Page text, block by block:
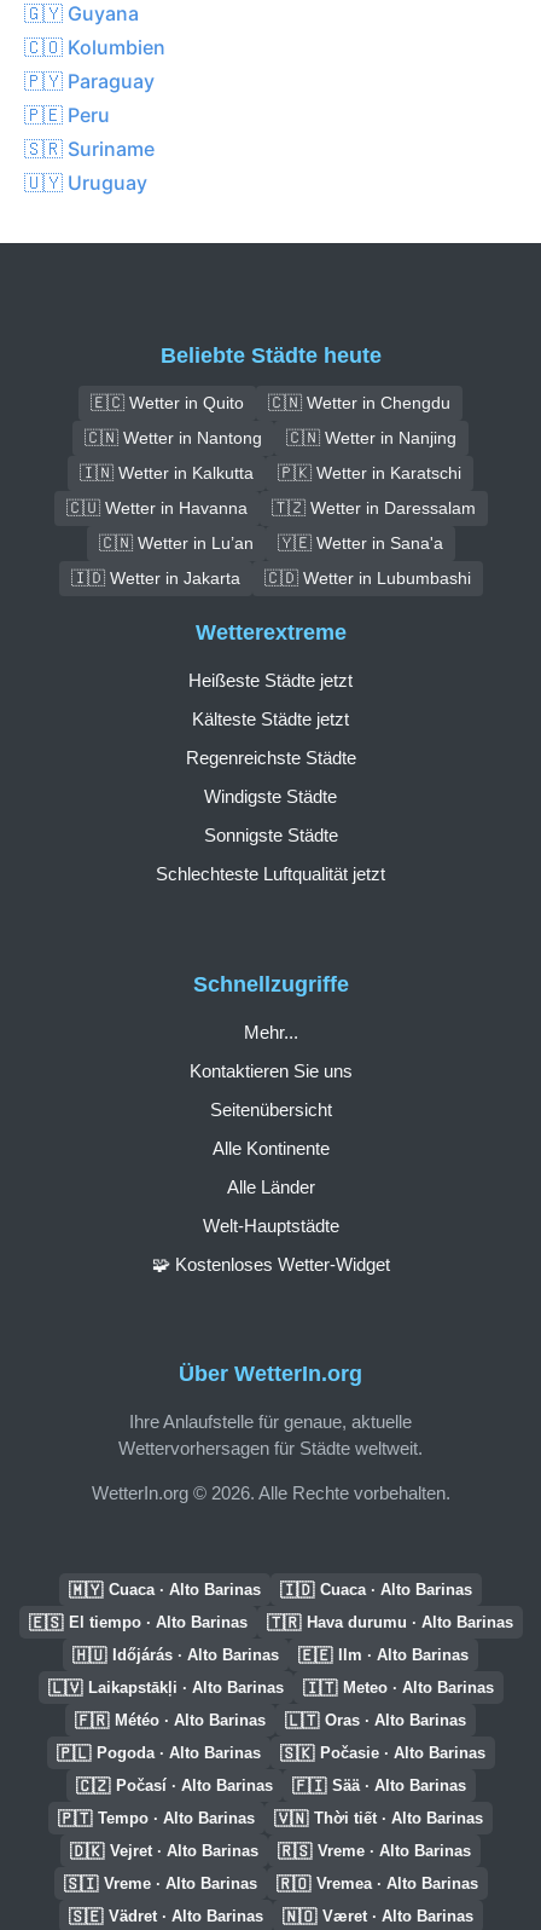
🇬🇾 Guyana
🇨🇴 Kolumbien
🇵🇾 Paraguay
🇵🇪 Peru
🇸🇷 Suriname
🇺🇾 Uruguay
Beliebte Städte heute
🇪🇨 Wetter in Quito
🇨🇳 Wetter in Chengdu
🇨🇳 Wetter in Nantong
🇨🇳 Wetter in Nanjing
🇮🇳 Wetter in Kalkutta
🇵🇰 Wetter in Karatschi
🇨🇺 Wetter in Havanna
🇹🇿 Wetter in Daressalam
🇨🇳 Wetter in Lu’an
🇾🇪 Wetter in Sana'a
🇮🇩 Wetter in Jakarta
🇨🇩 Wetter in Lubumbashi
Über WetterIn.org
Ihre Anlaufstelle für genaue, aktuelle
Wettervorhersagen für Städte weltweit.
WetterIn.org © 2026. Alle Rechte vorbehalten.
Schnellzugriffe
Mehr...
Kontaktieren Sie uns
Seitenübersicht
Alle Kontinente
Alle Länder
Welt-Hauptstädte
🧩 Kostenloses Wetter-Widget
Wetterextreme
Heißeste Städte jetzt
Kälteste Städte jetzt
Regenreichste Städte
Windigste Städte
Sonnigste Städte
Schlechteste Luftqualität jetzt
🇲🇾 Cuaca · Alto Barinas 🇮🇩 Cuaca · Alto Barinas
🇪🇸 El tiempo · Alto Barinas 🇹🇷 Hava durumu · Alto Barinas
🇭🇺 Időjárás · Alto Barinas 🇪🇪 Ilm · Alto Barinas
🇱🇻 Laikapstākļi · Alto Barinas 🇮🇹 Meteo · Alto Barinas
🇫🇷 Météo · Alto Barinas 🇱🇹 Oras · Alto Barinas
🇵🇱 Pogoda · Alto Barinas 🇸🇰 Počasie · Alto Barinas
🇨🇿 Počasí · Alto Barinas 🇫🇮 Sää · Alto Barinas
🇵🇹 Tempo · Alto Barinas 🇻🇳 Thời tiết · Alto Barinas
🇩🇰 Vejret · Alto Barinas 🇷🇸 Vreme · Alto Barinas
🇸🇮 Vreme · Alto Barinas 🇷🇴 Vremea · Alto Barinas
🇸🇪 Vädret · Alto Barinas 🇳🇴 Været · Alto Barinas